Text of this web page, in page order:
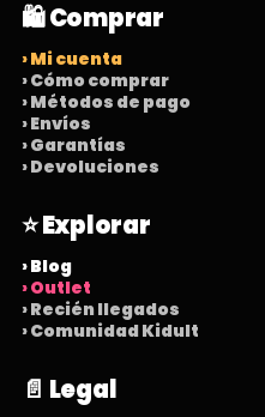
🛍️ Comprar
› Mi cuenta
› Cómo comprar
› Métodos de pago
› Envíos
› Garantías
› Devoluciones
⭐ Explorar
› Blog
› Outlet
› Recién llegados
› Comunidad Kidult
📄 Legal